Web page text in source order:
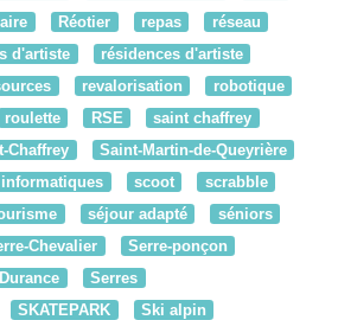
Réotier repas
réseau
d'artiste
résidences d'artiste
revalorisation
robotique
roulette RSE
saint chaffrey
Chaffrey
Saint-Martin-de-Queyrière
scoot
scrabble
séjour adapté
séniors
Chevalier
Serre-ponçon
Serres
SKATEPARK
Ski alpin